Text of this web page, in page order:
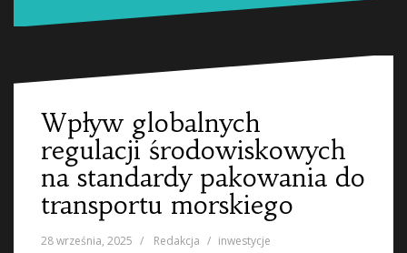
Wpływ globalnych
regulacji środowiskowych
na standardy pakowania do
transportu morskiego
28 września, 2025 Redakcja inwestycje